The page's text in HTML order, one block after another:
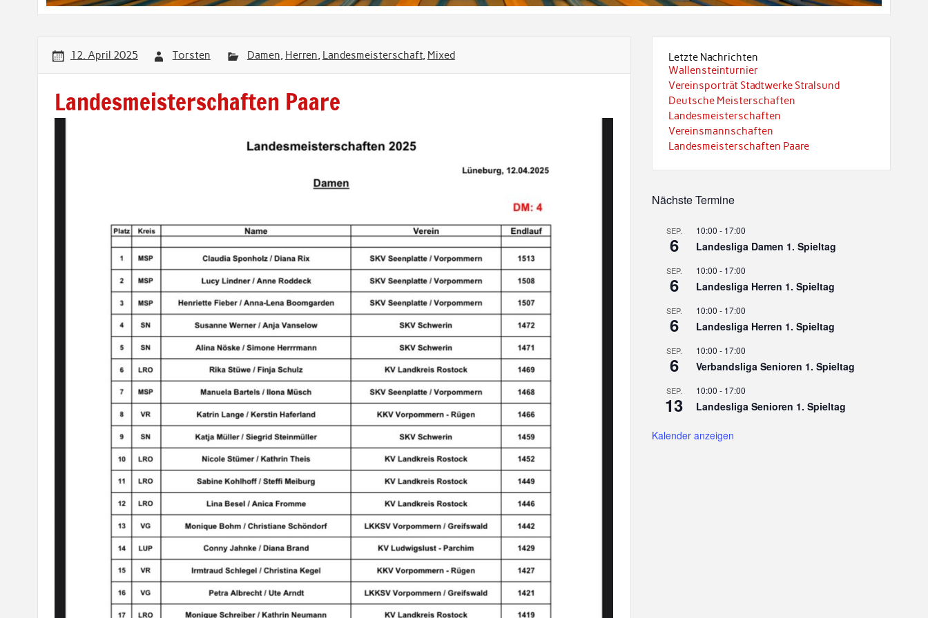
12. April 2025 Torsten Damen, Herren, Landesmeisterschaft, Mixed
Landesmeisterschaften Paare
Letzte Nachrichten
Wallensteinturnier
Vereinsporträt Stadtwerke Stralsund
Deutsche Meisterschaften
Landesmeisterschaften
Vereinsmannschaften
Landesmeisterschaften Paare
Nächste Termine
SEP.
6
10:00 - 17:00
Landesliga Damen 1. Spieltag
SEP.
6
10:00 - 17:00
Landesliga Herren 1. Spieltag
SEP.
6
10:00 - 17:00
Landesliga Herren 1. Spieltag
SEP.
6
10:00 - 17:00
Verbandsliga Senioren 1. Spieltag
SEP.
13
10:00 - 17:00
Landesliga Senioren 1. Spieltag
Kalender anzeigen